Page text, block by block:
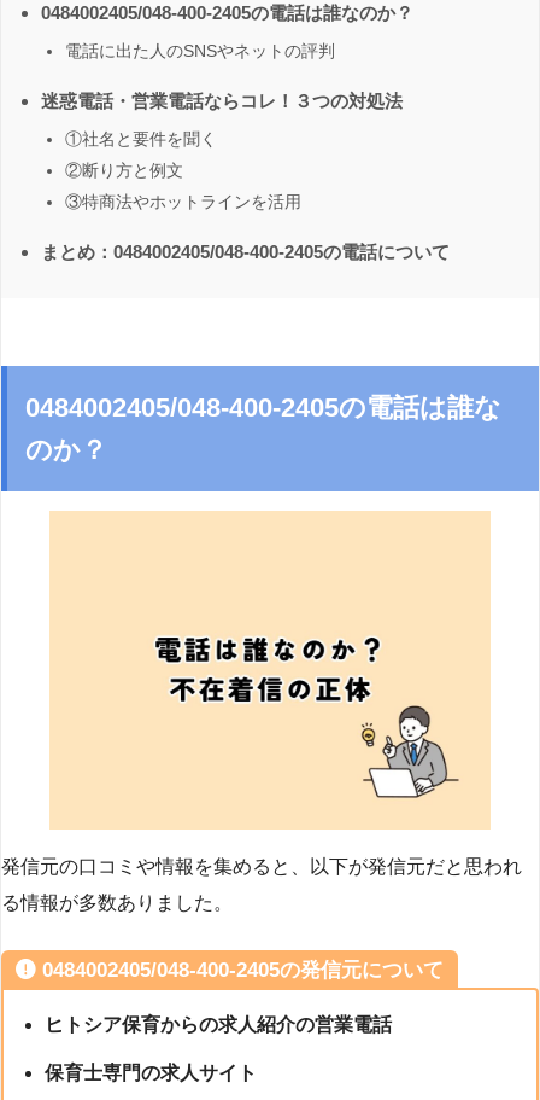
0484002405/048-400-2405の電話は誰なのか？
電話に出た人のSNSやネットの評判
迷惑電話・営業電話ならコレ！３つの対処法
①社名と要件を聞く
②断り方と例文
③特商法やホットラインを活用
まとめ：0484002405/048-400-2405の電話について
0484002405/048-400-2405の電話は誰な
のか？
発信元の口コミや情報を集めると、以下が発信元だと思われ
る情報が多数ありました。
0484002405/048-400-2405の発信元について
ヒトシア保育からの求人紹介の営業電話
保育士専門の求人サイト